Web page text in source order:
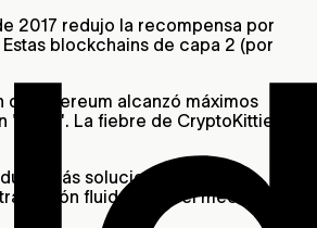
2017 redujo la recompensa por
blockchains de capa 2 (por
Ethereum alcanzó máximos
La fiebre de CryptoKitties en
más soluciones de
fluida hacia el mecanismo